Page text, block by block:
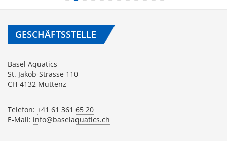
GESCHÄFTSSTELLE
Basel Aquatics
St. Jakob-Strasse 110
CH-4132 Muttenz
Telefon: +41 61 361 65 20
E-Mail: info@baselaquatics.ch